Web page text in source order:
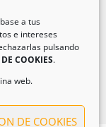
a tus
e intereses
pulsando
COOKIES.
web.
DE COOKIES